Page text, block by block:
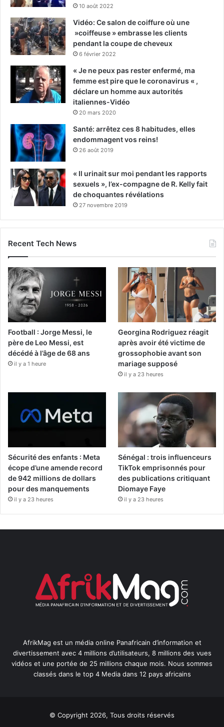
10 août 2022
Vidéo: Ce salon de coiffure où une
»coiffeuse » embrasse les clients
pendant la coupe de cheveux
6 février 2022
« Je ne peux pas rester enfermé, ma
femme est pire que le coronavirus « ,
déclare un homme aux autorités
italiennes-Vidéo
20 mars 2020
Santé: arrêtez ces 8 habitudes, elles
endommagent vos reins!
26 août 2019
« Il urinait sur moi pendant les rapports
sexuels », l’ex-compagne de R. Kelly fait
de choquantes révélations
27 novembre 2019
Recent Tech News
Football : Jorge Messi, le
père de Leo Messi, est
décédé à l’âge de 68 ans
il y a 1 heure
Georgina Rodriguez réagit
après avoir été victime de
grossophobie avant son
mariage supposé
il y a 23 heures
Sécurité des enfants : Meta
écope d’une amende record
de 942 millions de dollars
pour des manquements
il y a 23 heures
Sénégal : trois influenceurs
TikTok emprisonnés pour
des publications critiquant
Diomaye Faye
il y a 23 heures
AfrikMag est un média online Panafricain d’information et
divertissement avec 4 millions d’utilisateurs, 8 millions des vues
vidéos et une portée de 25 millions chaque mois. Nous sommes
classés dans le top 4 Media dans 12 pays africains
© Copyright 2026, Tous droits réservés